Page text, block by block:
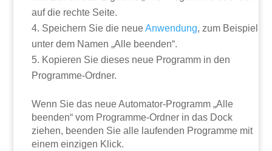
auf die rechte Seite.
Speichern Sie die neueAnwendung, zum Beispiel
unter dem Namen „Alle beenden“.
Kopieren Sie dieses neue Programm in den
Programme-Ordner.
Wenn Sie das neue Automator-Programm „Alle
beenden“ vom Programme-Ordner in das Dock
ziehen, beenden Sie alle laufenden Programme mit
einem einzigen Klick.